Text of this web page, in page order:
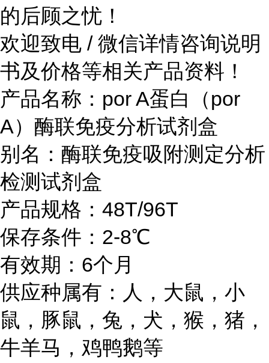
的后顾之忧！
欢迎致电 / 微信详情咨询说明
书及价格等相关产品资料！
产品名称：por A蛋白（por
A）酶联免疫分析试剂盒
别名：酶联免疫吸附测定分析
检测试剂盒
产品规格：48T/96T
保存条件：2-8℃
有效期：6个月
供应种属有：人，大鼠，小
鼠，豚鼠，兔，犬，猴，猪，
牛羊马，鸡鸭鹅等